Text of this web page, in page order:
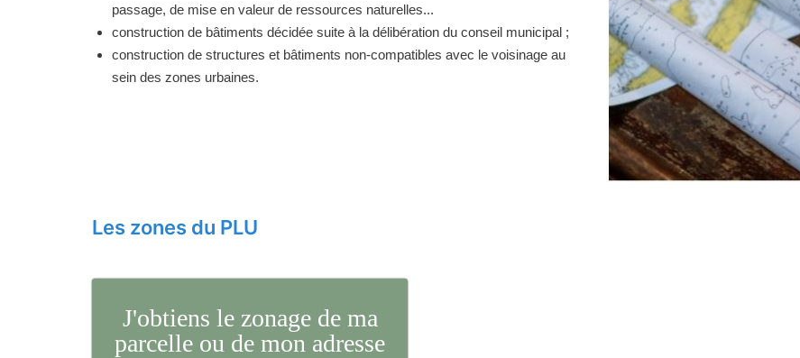
passage, de mise en valeur de ressources naturelles...
construction de bâtiments décidée suite à la délibération du conseil municipal ;
construction de structures et bâtiments non-compatibles avec le voisinage au
sein des zones urbaines.
Les zones du PLU
J'obtiens le zonage de ma
parcelle ou de mon adresse